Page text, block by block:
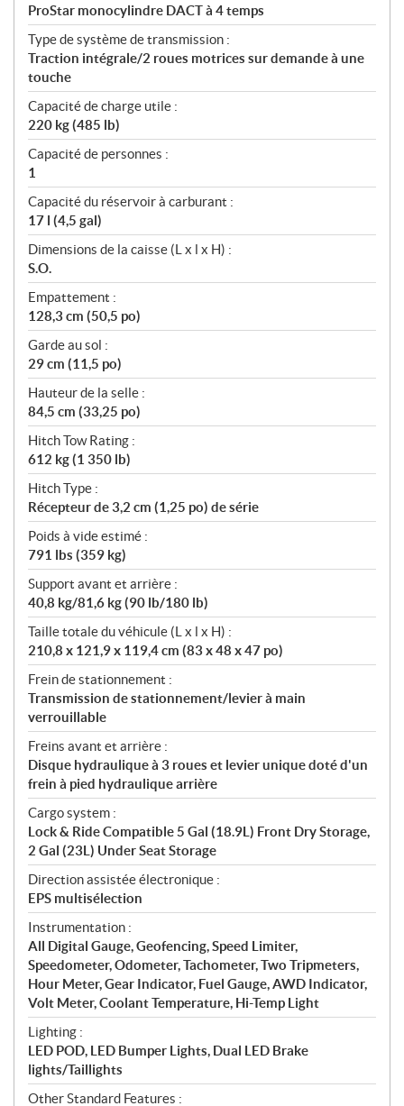
ProStar monocylindre DACT à 4 temps
Type de système de transmission :
Traction intégrale/2 roues motrices sur demande à une
touche
Capacité de charge utile :
220 kg (485 lb)
Capacité de personnes :
1
Capacité du réservoir à carburant :
17 l (4,5 gal)
Dimensions de la caisse (L x l x H) :
S.O.
Empattement :
128,3 cm (50,5 po)
Garde au sol :
29 cm (11,5 po)
Hauteur de la selle :
84,5 cm (33,25 po)
Hitch Tow Rating :
612 kg (1 350 lb)
Hitch Type :
Récepteur de 3,2 cm (1,25 po) de série
Poids à vide estimé :
791 lbs (359 kg)
Support avant et arrière :
40,8 kg/81,6 kg (90 lb/180 lb)
Taille totale du véhicule (L x l x H) :
210,8 x 121,9 x 119,4 cm (83 x 48 x 47 po)
Frein de stationnement :
Transmission de stationnement/levier à main
verrouillable
Freins avant et arrière :
Disque hydraulique à 3 roues et levier unique doté d'un
frein à pied hydraulique arrière
Cargo system :
Lock & Ride Compatible 5 Gal (18.9L) Front Dry Storage,
2 Gal (23L) Under Seat Storage
Direction assistée électronique :
EPS multisélection
Instrumentation :
All Digital Gauge, Geofencing, Speed Limiter,
Speedometer, Odometer, Tachometer, Two Tripmeters,
Hour Meter, Gear Indicator, Fuel Gauge, AWD Indicator,
Volt Meter, Coolant Temperature, Hi-Temp Light
Lighting :
LED POD, LED Bumper Lights, Dual LED Brake
lights/Taillights
Other Standard Features :